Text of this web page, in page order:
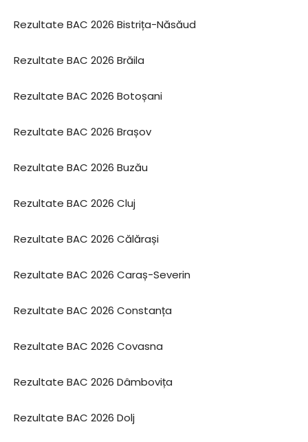
Rezultate BAC 2026 Bistrița-Năsăud
Rezultate BAC 2026 Brăila
Rezultate BAC 2026 Botoșani
Rezultate BAC 2026 Brașov
Rezultate BAC 2026 Buzău
Rezultate BAC 2026 Cluj
Rezultate BAC 2026 Călărași
Rezultate BAC 2026 Caraș-Severin
Rezultate BAC 2026 Constanța
Rezultate BAC 2026 Covasna
Rezultate BAC 2026 Dâmbovița
Rezultate BAC 2026 Dolj